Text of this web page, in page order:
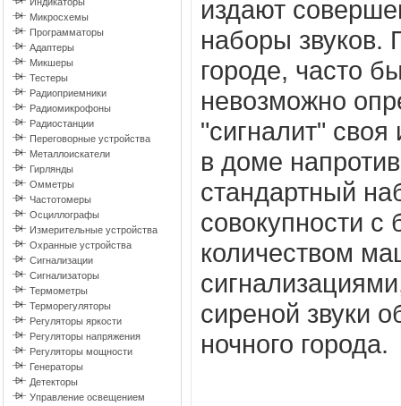
Микросхемы
Программаторы
Адаптеры
Микшеры
Тестеры
Радиоприемники
Радиомикрофоны
Радиостанции
Переговорные устройства
Металлоискатели
Гирлянды
Омметры
Частотомеры
Осциллографы
Измерительные устройства
Охранные устройства
Сигнализации
Сигнализаторы
Термометры
Терморегуляторы
Регуляторы яркости
Регуляторы напряжения
Регуляторы мощности
Генераторы
Детекторы
Управление освещением
издают
наборы звуков.
городе, часто
невозможно
"сигналит"
в доме
стандартный
совокупности
количеством
сиреной звуки
ночного города.